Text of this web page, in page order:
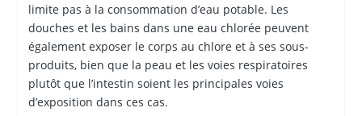
limite pas à la consommation d’eau potable. Les
douches et les bains dans une eau chlorée peuvent
également exposer le corps au chlore et à ses sous-
produits, bien que la peau et les voies respiratoires
plutôt que l’intestin soient les principales voies
d’exposition dans ces cas.